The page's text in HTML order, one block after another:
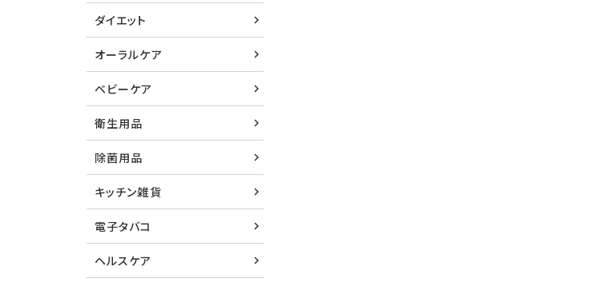
ダイエット
オーラルケア
ベビーケア
衛生用品
除菌用品
キッチン雑貨
電子タバコ
ヘルスケア